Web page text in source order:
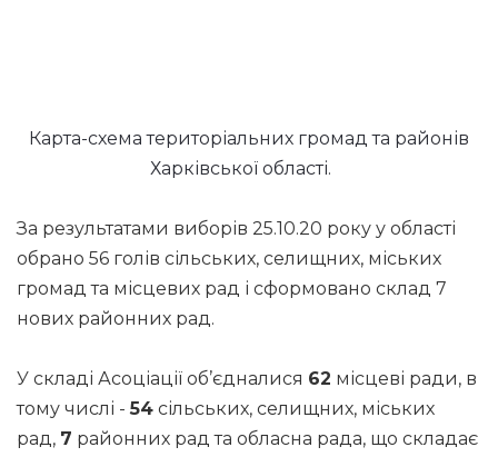
Карта-схема територіальних громад та районів
Харківської області.
За результатами виборів 25.10.20 року у області
обрано 56 голів сільських, селищних, міських
громад та місцевих рад і сформовано склад 7
нових районних рад.
У складі Асоціації об’єдналися 62 місцеві ради, в
тому числі -54 сільських, селищних, міських
рад, 7 районних рад та обласна рада, що складає